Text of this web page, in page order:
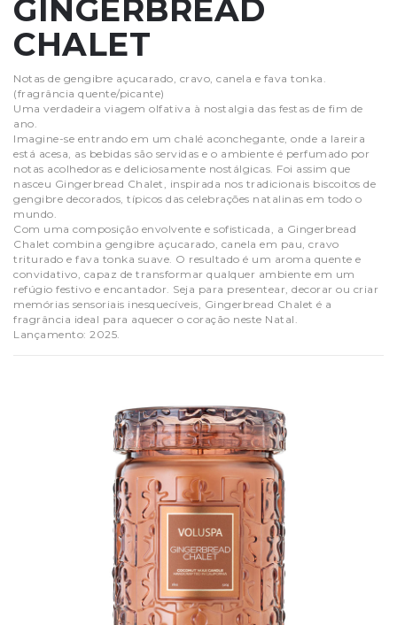
GINGERBREAD
CHALET
Notas de gengibre açucarado, cravo, canela e fava tonka.
(fragrância quente/picante)
Uma verdadeira viagem olfativa à nostalgia das festas de fim de
ano.
Imagine-se entrando em um chalé aconchegante, onde a lareira
está acesa, as bebidas são servidas e o ambiente é perfumado por
notas acolhedoras e deliciosamente nostálgicas. Foi assim que
nasceu Gingerbread Chalet, inspirada nos tradicionais biscoitos de
gengibre decorados, típicos das celebrações natalinas em todo o
mundo.
Com uma composição envolvente e sofisticada, a Gingerbread
Chalet combina gengibre açucarado, canela em pau, cravo
triturado e fava tonka suave. O resultado é um aroma quente e
convidativo, capaz de transformar qualquer ambiente em um
refúgio festivo e encantador. Seja para presentear, decorar ou criar
memórias sensoriais inesquecíveis, Gingerbread Chalet é a
fragrância ideal para aquecer o coração neste Natal.
Lançamento: 2025.